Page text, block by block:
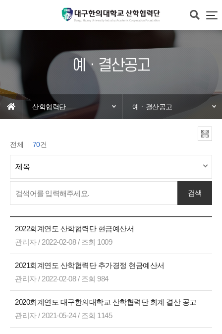
예ㆍ결산공고
산학협력단 예ㆍ결산공고
전체 70건
2022회계연도 산학협력단 현금예산서
관리자 / 2022-02-08 / 조회 1009
2021회계연도 산학협력단 추가경정 현금예산서
관리자 / 2022-02-08 / 조회 984
2020회계연도 대구한의대학교 산학협력단 회계 결산 공고
관리자 / 2021-05-24 / 조회 1145